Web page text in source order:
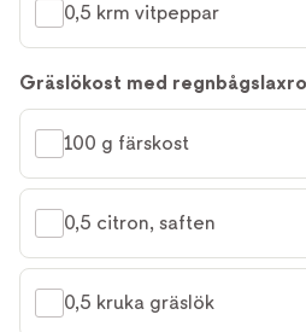
0,5 krm vitpeppar
Gräslökost med
100 g färskost
0,5 citron, saften
0,5 kruka gräslök